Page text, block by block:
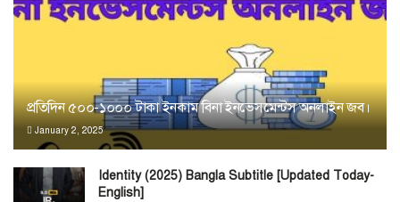
প্রতিদিন ৫০০-১০০০ টাকা ইনকাম বিনা ইনভেসমেন্টস অনলাইন জব।
January 2, 2025
Identity (2025) Bangla Subtitle [Updated Today-
English]